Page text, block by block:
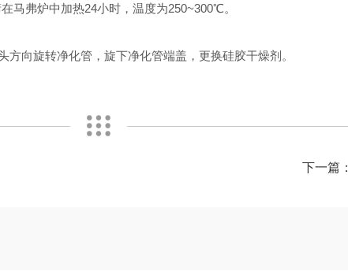
弗炉中加热24小时，温度为250~300℃。
向旋转净化管，旋下净化管端盖，更换硅胶干燥剂。
下一篇：